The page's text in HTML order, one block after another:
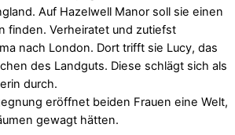
Auf Hazelwell Manor soll sie einen
finden. Verheiratet und zutiefst
nach London. Dort trifft sie Lucy, das
des Landguts. Diese schlägt sich als
durch.
eröffnet beiden Frauen eine Welt,
gewagt hätten.